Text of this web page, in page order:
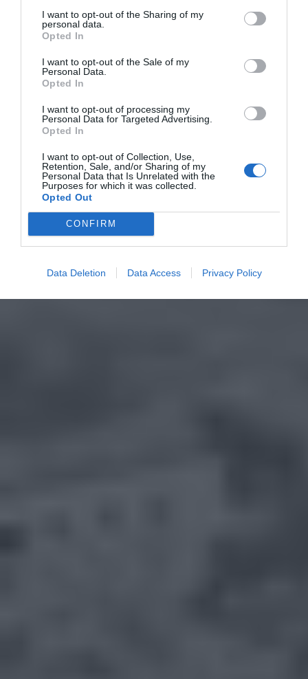
I want to opt-out of the Sharing of my
personal data.
Opted In
I want to opt-out of the Sale of my
Personal Data.
Opted In
I want to opt-out of processing my
Personal Data for Targeted Advertising.
Opted In
I want to opt-out of Collection, Use,
Retention, Sale, and/or Sharing of my
Personal Data that Is Unrelated with the
Purposes for which it was collected.
Opted Out
CONFIRM
Data Deletion Data Access Privacy Policy